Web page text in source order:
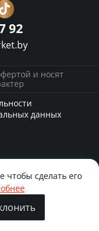
92
и носят
данных
чтобы сделать его